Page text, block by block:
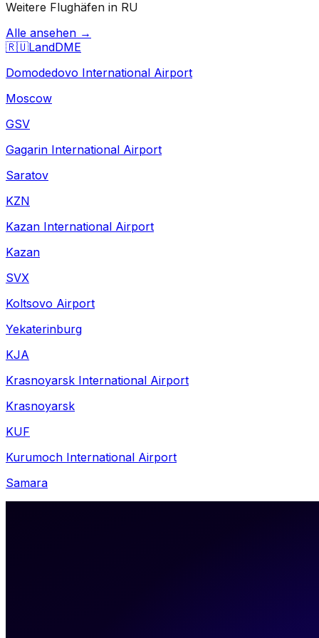
Weitere Flughäfen in RU
Alle ansehen →
🇷🇺LandDME
Domodedovo International Airport
Moscow
GSV
Gagarin International Airport
Saratov
KZN
Kazan International Airport
Kazan
SVX
Koltsovo Airport
Yekaterinburg
KJA
Krasnoyarsk International Airport
Krasnoyarsk
KUF
Kurumoch International Airport
Samara